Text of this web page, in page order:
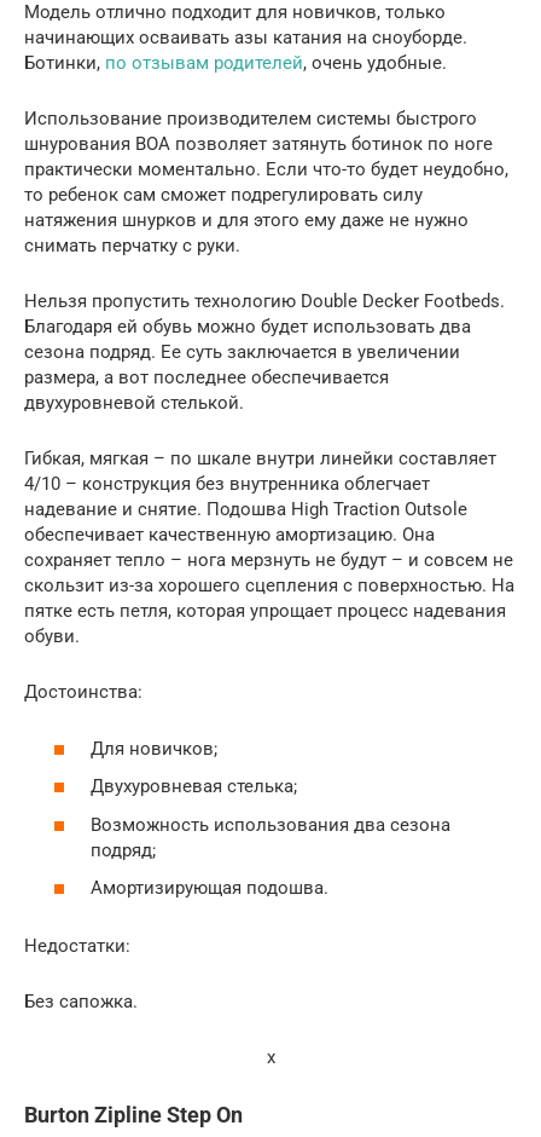
Модель отлично подходит для новичков, только
начинающих осваивать азы катания на сноуборде.
Ботинки, по отзывам родителей, очень удобные.
Использование производителем системы быстрого
шнурования ВОА позволяет затянуть ботинок по ноге
практически моментально. Если что-то будет неудобно,
то ребенок сам сможет подрегулировать силу
натяжения шнурков и для этого ему даже не нужно
снимать перчатку с руки.
Нельзя пропустить технологию Double Decker Footbeds.
Благодаря ей обувь можно будет использовать два
сезона подряд. Ее суть заключается в увеличении
размера, а вот последнее обеспечивается
двухуровневой стелькой.
Гибкая, мягкая – по шкале внутри линейки составляет
4/10 – конструкция без внутренника облегчает
надевание и снятие. Подошва High Traction Outsole
обеспечивает качественную амортизацию. Она
сохраняет тепло – нога мерзнуть не будут – и совсем не
скользит из-за хорошего сцепления с поверхностью. На
пятке есть петля, которая упрощает процесс надевания
обуви.
Достоинства:
Для новичков;
Двухуровневая стелька;
Возможность использования два сезона
подряд;
Амортизирующая подошва.
Недостатки:
Без сапожка.
x
Burton Zipline Step On